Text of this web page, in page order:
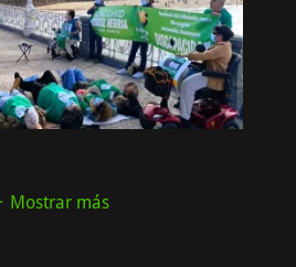
Mostrar más